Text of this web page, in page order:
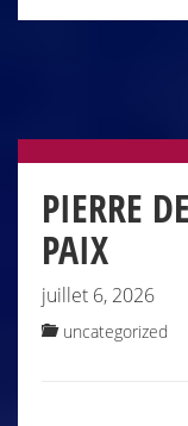
PIERRE
PAIX
juillet 6, 2026
uncategorized